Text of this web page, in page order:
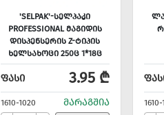
'SELPAK'-ᲡᲔᲚᲞᲐᲙᲘ
PROFESSIONAL ᲛᲐᲒᲘᲓᲘᲡ
ᲓᲘᲡᲞᲔᲜᲡᲔᲠᲘᲡ Z-ᲢᲘᲞᲘᲡ
ᲮᲔᲚᲡᲐᲮᲝᲪᲘ 250Ც 1*18Ც
PREMIUM
ᲤᲐᲡᲘ 3.95 ₾
1610-1020 ᲛᲐᲠᲐᲒᲨᲘᲐ 1610-